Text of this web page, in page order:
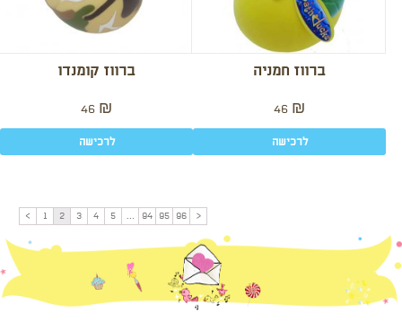
ברווז קומנדו
46 ₪
לרכישה
ברווז חמניה
46 ₪
לרכישה
> 1 2 3 4 5 … 94 95 96 <